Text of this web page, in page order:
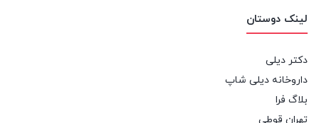
لینک دوستان
دکتر دیلی
داروخانه دیلی شاپ
بلاگ فرا
تهران قوطی